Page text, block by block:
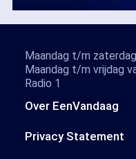
Over EenVandaag
Privacy Statement
Maandag t/m
Maandag t/m vrijdag
Radio 1